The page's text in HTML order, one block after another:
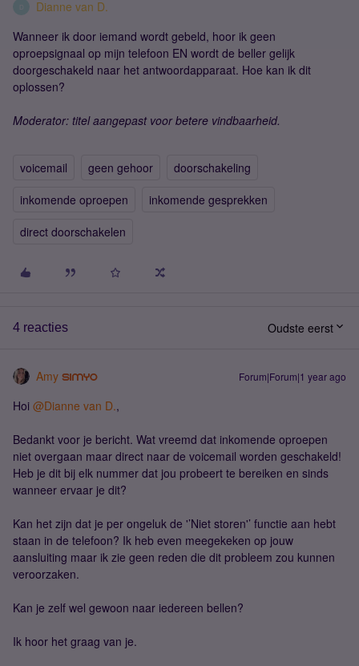
Dianne van D.
Wanneer ik door iemand wordt gebeld, hoor ik geen
oproepsignaal op mijn telefoon EN wordt de beller gelijk
doorgeschakeld naar het antwoordapparaat. Hoe kan ik dit
oplossen?
Moderator: titel aangepast voor betere vindbaarheid.
voicemail geen gehoor
doorschakeling
inkomende oproepen
inkomende gesprekken
direct doorschakelen
4 reacties Oudste eerst
Amy Forum|Forum|1 year ago
Hoi ​ @Dianne van D.,
Bedankt voor je bericht. Wat vreemd dat inkomende oproepen
niet overgaan maar direct naar de voicemail worden geschakeld!
Heb je dit bij elk nummer dat jou probeert te bereiken en sinds
wanneer ervaar je dit?
Kan het zijn dat je per ongeluk de '’Niet storen'’ functie aan hebt
staan in de telefoon? Ik heb even meegekeken op jouw
aansluiting maar ik zie geen reden die dit probleem zou kunnen
veroorzaken.
Kan je zelf wel gewoon naar iedereen bellen?
Ik hoor het graag van je.